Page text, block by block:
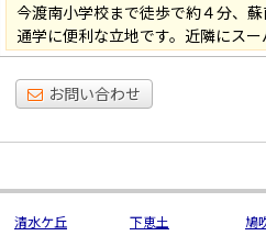
今渡南小学校まで徒歩で約４分、
通学に便利な立地です。近隣にス
お問い合わせ
清水ケ丘 下恵土 鳩